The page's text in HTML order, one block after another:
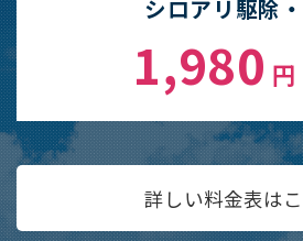
シロアリ駆除
1,980 円
詳しい料金表は